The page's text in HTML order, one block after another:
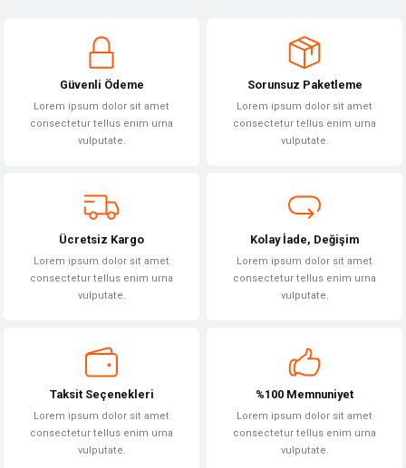
Görüş ve önerileriniz için teşekkür ederiz.
Ürün açıklamasında eksik bilgiler bulunuyor.
Ürün bilgilerinde hatalar bulunuyor.
Bu ürüne benzer farklı alternatifler olmalı.
Güvenli Ödeme
Lorem ipsum dolor sit amet
consectetur tellus enim urna
vulputate.
Sorunsuz Paketleme
Lorem ipsum dolor sit amet
consectetur tellus enim urna
vulputate.
Ücretsiz Kargo
Lorem ipsum dolor sit amet
consectetur tellus enim urna
vulputate.
Kolay İade, Değişim
Lorem ipsum dolor sit amet
consectetur tellus enim urna
vulputate.
Taksit Seçenekleri
Lorem ipsum dolor sit amet
consectetur tellus enim urna
vulputate.
%100 Memnuniyet
Lorem ipsum dolor sit amet
consectetur tellus enim urna
vulputate.